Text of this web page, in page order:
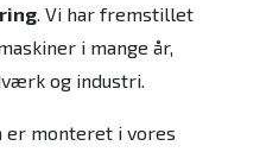
. Vi har fremstillet
i mange år,
og industri.
er monteret i vores